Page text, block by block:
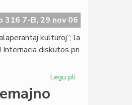
316 7-B, 29 nov 06
kulturoj”; la
diskutos pri
Legu pli